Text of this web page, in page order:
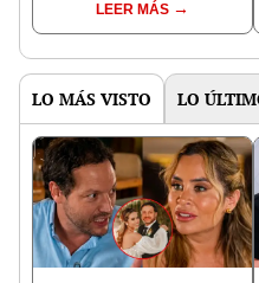
sorprende al mostrar
prueba en ‘Amor y
LEER MÁS
LO MÁS VISTO LO